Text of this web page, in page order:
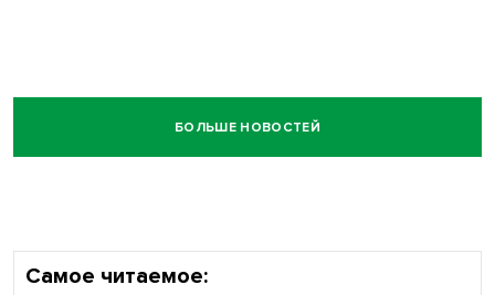
БОЛЬШЕ НОВОСТЕЙ
Самое читаемое: